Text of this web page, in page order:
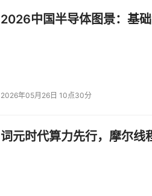
2026中国半导体图景：基
2026年05月26日 10点30分
词元时代算力先行，摩尔线